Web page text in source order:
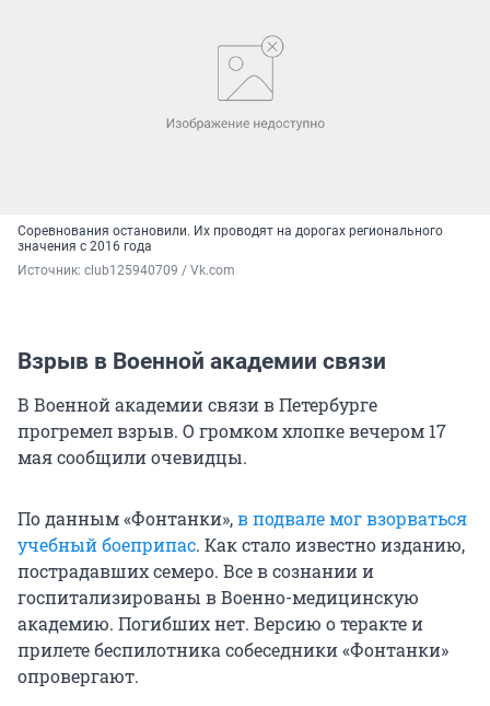
Соревнования остановили. Их проводят на дорогах регионального
значения с 2016 года
Источник: club125940709 / Vk.com
Взрыв в Военной академии связи
В Военной академии связи в Петербурге
прогремел взрыв. О громком хлопке вечером 17
мая сообщили очевидцы.
По данным «Фонтанки»,в подвале мог взорваться
учебный боеприпас. Как стало известно изданию,
пострадавших семеро. Все в сознании и
госпитализированы в Военно-медицинскую
академию. Погибших нет. Версию о теракте и
прилете беспилотника собеседники «Фонтанки»
опровергают.